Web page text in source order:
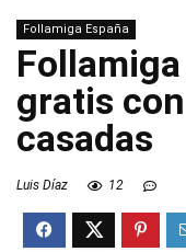
Follamiga España
gratis
casadas
Luis Díaz 12